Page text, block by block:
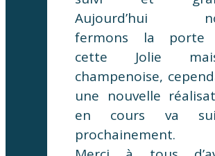
Aujourd’hui
fermons la porte
cette Jolie
champenoise,
une nouvelle
en cours va
prochainement.